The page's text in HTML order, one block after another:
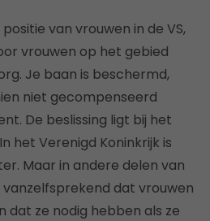
van vrouwen in de VS,
vrouwen op het gebied
Je baan is beschermd,
niet gecompenseerd
De beslissing ligt bij het
het Verenigd Koninkrijk is
Maar in andere delen van
dat vrouwen
dat ze nodig hebben als ze